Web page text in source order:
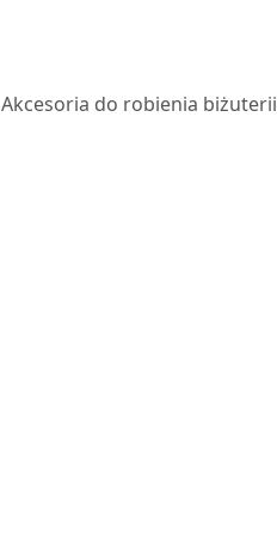
Akcesoria do robienia biżuterii